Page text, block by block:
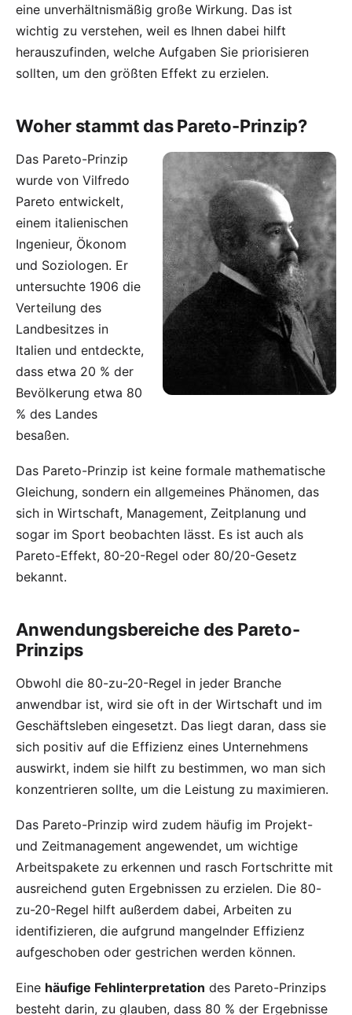
eine unverhältnismäßig große Wirkung. Das ist
wichtig zu verstehen, weil es Ihnen dabei hilft
herauszufinden, welche Aufgaben Sie priorisieren
sollten, um den größten Effekt zu erzielen.
Woher stammt das Pareto-Prinzip?
Das Pareto-Prinzip
wurde von Vilfredo
Pareto entwickelt,
einem italienischen
Ingenieur, Ökonom
und Soziologen. Er
untersuchte 1906 die
Verteilung des
Landbesitzes in
Italien und entdeckte,
dass etwa 20 % der
Bevölkerung etwa 80
% des Landes
besaßen.
Das Pareto-Prinzip ist keine formale mathematische
Gleichung, sondern ein allgemeines Phänomen, das
sich in Wirtschaft, Management, Zeitplanung und
sogar im Sport beobachten lässt. Es ist auch als
Pareto-Effekt, 80-20-Regel oder 80/20-Gesetz
bekannt.
Anwendungsbereiche des Pareto-
Prinzips
Obwohl die 80-zu-20-Regel in jeder Branche
anwendbar ist, wird sie oft in der Wirtschaft und im
Geschäftsleben eingesetzt. Das liegt daran, dass sie
sich positiv auf die Effizienz eines Unternehmens
auswirkt, indem sie hilft zu bestimmen, wo man sich
konzentrieren sollte, um die Leistung zu maximieren.
Das Pareto-Prinzip wird zudem häufig im Projekt-
und Zeitmanagement angewendet, um wichtige
Arbeitspakete zu erkennen und rasch Fortschritte mit
ausreichend guten Ergebnissen zu erzielen. Die 80-
zu-20-Regel hilft außerdem dabei, Arbeiten zu
identifizieren, die aufgrund mangelnder Effizienz
aufgeschoben oder gestrichen werden können.
Eine häufige Fehlinterpretation des Pareto-Prinzips
besteht darin, zu glauben, dass 80 % der Ergebnisse